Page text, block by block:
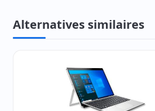
Alternatives similaires